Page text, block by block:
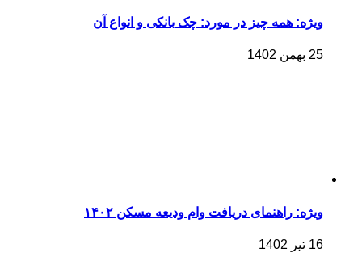
ویژه: همه چیز در مورد: چک بانکی و انواع آن
25 بهمن 1402
ویژه: راهنمای دریافت وام ودیعه مسکن ۱۴۰۲
16 تیر 1402